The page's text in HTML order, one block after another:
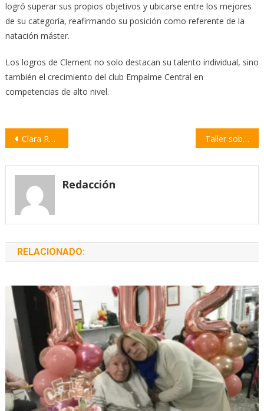
logró superar sus propios objetivos y ubicarse entre los mejores
de su categoría, reafirmando su posición como referente de la
natación máster.
Los logros de Clement no solo destacan su talento individual, sino
también el crecimiento del club Empalme Central en
competencias de alto nivel.
Navegación
entradas
Clara Repetto destacó el impacto positivo de las pasantías en el Municipio Taller sobre “Amor Romántico” en la Escuela N° 208 «Juan Bautista Alberdi»
Redacción
RELACIONADO: